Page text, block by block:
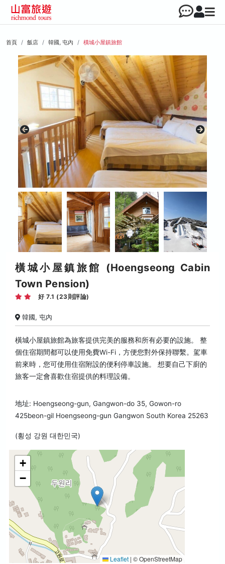
首頁 飯店 韓國, 屯內 橫城小屋鎮旅館
橫城小屋鎮旅館 (Hoengseong Cabin
Town Pension)
好 7.1 (23則評論)
韓國, 屯內
橫城小屋鎮旅館為旅客提供完美的服務和所有必要的設施。 整
個住宿期間都可以使用免費Wi-Fi，方便您對外保持聯繫。駕車
前來時，您可使用住宿附設的便利停車設施。 想要自己下廚的
旅客一定會喜歡住宿提供的料理設備。
地址: Hoengseong-gun, Gangwon-do 35, Gowon-ro
425beon-gil Hoengseong-gun Gangwon South Korea 25263
(횡성 강원 대한민국)
+
−
Leaflet | © OpenStreetMap